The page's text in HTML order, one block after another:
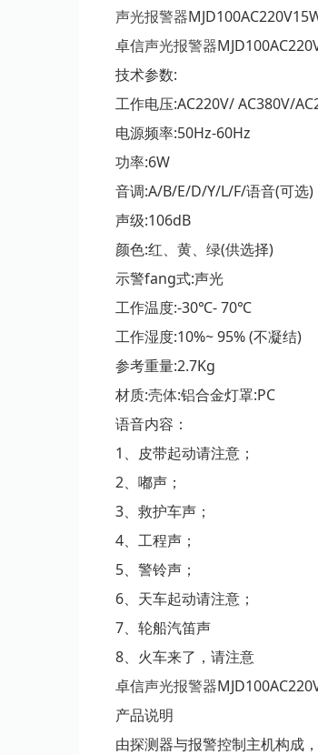
声光报警器
卓信声光报警器
技术参数:
工作电压:AC220V/ AC380V/
电源频率:50Hz-60Hz
功率:6W
音调:A/B/E/D/Y/L/F/语音(可选)
声级:106dB
颜色:红、黄、绿(供选择)
示警fang式:声光
工作温度:-30℃- 70℃
工作湿度:10%~ 95% (不凝结)
参考重量:2.7Kg
材质:壳体:铝合金灯罩:PC
语音内容：
1、皮带起动请注意；
2、嘟声；
3、救护车声；
4、工程声；
5、警铃声；
6、天车起动请注意；
7、轮船汽笛声
8、火车来了，请注意
卓信声光报警器
产品说明
由探测器与报警控制主机构成